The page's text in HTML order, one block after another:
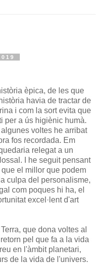
èpica, de les que
havia de tractar de
i com la sort evita que
per a ús higiènic humà.
voltes he arribat
fos recordada. Em
relegat a un
I he seguit pensant
el millor que podem
culpa del personalisme,
com poques hi ha, el
excel·lent d'art
que dona voltes al
pel que fa a la vida
en l'àmbit planetari,
de la vida de l'univers.